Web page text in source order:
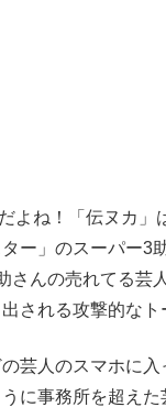
よね！「伝ヌカ」
ー」のスーパー3
さんの売れてる芸
される攻撃的なト
芸人のスマホに入
に事務所を超え